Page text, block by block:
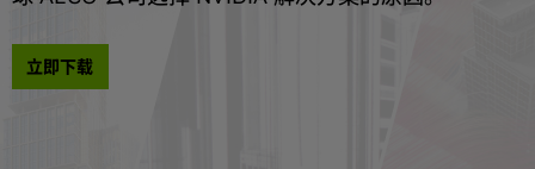
立即下载